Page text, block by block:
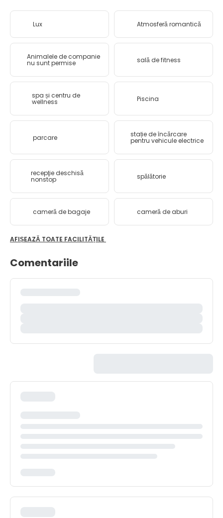
Lux Atmosferă romantică
Animalele de companie
nu sunt permise sală de fitness
spa și centru de
wellness Piscina
parcare stație de încărcare
pentru vehicule electrice
recepţie deschisă
nonstop spălătorie
cameră de bagaje cameră de aburi
AFIȘEAZĂ TOATE FACILITĂȚILE
Comentariile